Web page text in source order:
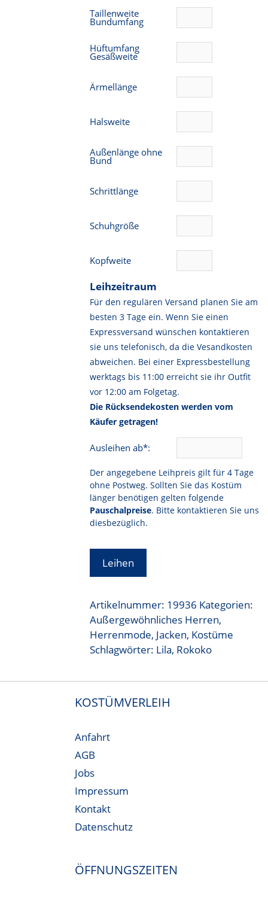
Taillenweite
Bundumfang
Hüftumfang
Gesäßweite
Ärmellänge
Halsweite
Außenlänge ohne
Bund
Schrittlänge
Schuhgröße
Kopfweite
Leihzeitraum
Für den regulären Versand planen Sie am
besten 3 Tage ein. Wenn Sie einen
Expressversand wünschen kontaktieren
sie uns telefonisch, da die Vesandkosten
abweichen. Bei einer Expressbestellung
werktags bis 11:00 erreicht sie ihr Outfit
vor 12:00 am Folgetag.
Die Rücksendekosten werden vom
Käufer getragen!
Ausleihen ab*:
Der angegebene Leihpreis gilt für 4 Tage
ohne Postweg. Sollten Sie das Kostüm
länger benötigen gelten folgende
Pauschalpreise. Bitte kontaktieren Sie uns
diesbezüglich.
Leihen
Artikelnummer: 19936 Kategorien:
Außergewöhnliches Herren,
Herrenmode, Jacken, Kostüme
Schlagwörter: Lila, Rokoko
KOSTÜMVERLEIH
Anfahrt
AGB
Jobs
Impressum
Kontakt
Datenschutz
ÖFFNUNGSZEITEN